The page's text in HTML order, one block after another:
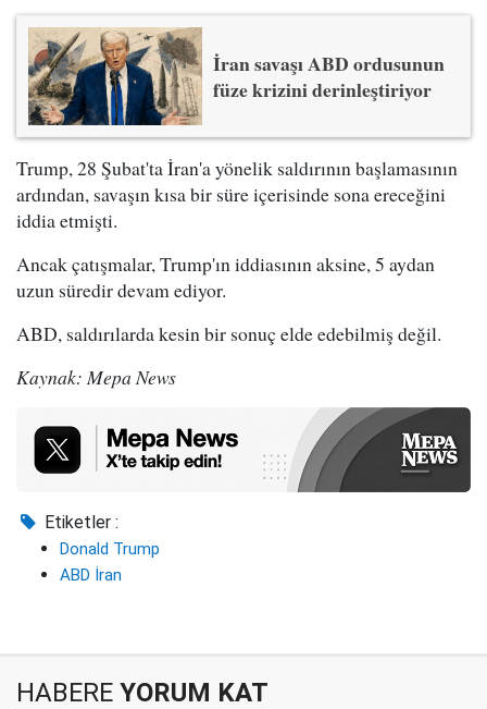
İran savaşı ABD ordusunun
füze krizini derinleştiriyor
Trump, 28 Şubat'ta İran'a yönelik saldırının başlamasının
ardından, savaşın kısa bir süre içerisinde sona ereceğini
iddia etmişti.
Ancak çatışmalar, Trump'ın iddiasının aksine, 5 aydan
uzun süredir devam ediyor.
ABD, saldırılarda kesin bir sonuç elde edebilmiş değil.
Kaynak: Mepa News
Etiketler :
Donald Trump
ABD İran
HABERE YORUM KAT